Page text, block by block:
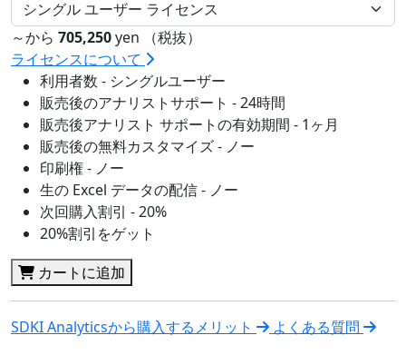
～から 705,250yen （税抜）
ライセンスについて
利用者数 - シングルユーザー
販売後のアナリストサポート - 24時間
販売後アナリスト サポートの有効期間 - 1ヶ月
販売後の無料カスタマイズ - ノー
印刷権 - ノー
生の Excel データの配信 - ノー
次回購入割引 - 20%
20%割引をゲット
カートに追加
SDKI Analyticsから購入するメリット よくある質問